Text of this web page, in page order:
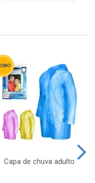
Capa de chuva adulto